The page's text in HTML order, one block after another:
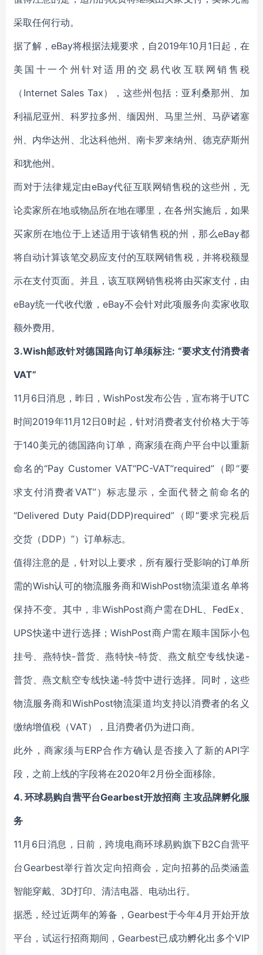
采取任何行动。
据了解，eBay将根据法规要求，自2019年10月1日起，在
美国十一个州针对适用的交易代收互联网销售税
（Internet Sales Tax），这些州包括：亚利桑那州、加
利福尼亚州、科罗拉多州、缅因州、马里兰州、马萨诸塞
州、内华达州、北达科他州、南卡罗来纳州、德克萨斯州
和犹他州。
而对于法律规定由eBay代征互联网销售税的这些州，无
论卖家所在地或物品所在地在哪里，在各州实施后，如果
买家所在地位于上述适用于该销售税的州，那么eBay都
将自动计算该笔交易应支付的互联网销售税，并将税额显
示在支付页面。并且，该互联网销售税将由买家支付，由
eBay统一代收代缴，eBay不会针对此项服务向卖家收取
额外费用。
3.Wish邮政针对德国路向订单须标注: “要求支付消费者
VAT”
11月6日消息，昨日，WishPost发布公告，宣布将于UTC
时间2019年11月12日0时起，针对消费者支付价格大于等
于140美元的德国路向订单，商家须在商户平台中以重新
命名的“Pay Customer VAT“PC-VAT”required”（即“要
求支付消费者VAT”）标志显示，全面代替之前命名的
“Delivered Duty Paid(DDP)required”（即“要求完税后
交货（DDP）”）订单标志。
值得注意的是，针对以上要求，所有履行受影响的订单所
需的Wish认可的物流服务商和WishPost物流渠道名单将
保持不变。其中，非WishPost商户需在DHL、FedEx、
UPS快递中进行选择；WishPost商户需在顺丰国际小包
挂号、燕特快-普货、燕特快-特货、燕文航空专线快递-
普货、燕文航空专线快递-特货中进行选择。同时，这些
物流服务商和WishPost物流渠道均支持以消费者的名义
缴纳增值税（VAT），且消费者仍为进口商。
此外，商家须与ERP合作方确认是否接入了新的API字
段，之前上线的字段将在2020年2月份全面移除。
4. 环球易购自营平台Gearbest开放招商 主攻品牌孵化服
务
11月6日消息，日前，跨境电商环球易购旗下B2C自营平
台Gearbest举行首次定向招商会，定向招募的品类涵盖
智能穿戴、3D打印、清洁电器、电动出行。
据悉，经过近两年的筹备，Gearbest于今年4月开始开放
平台，试运行招商期间，Gearbest已成功孵化出多个VIP